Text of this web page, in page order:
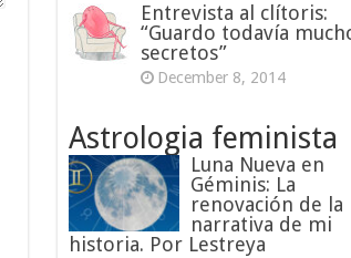
Entrevista al clítoris:
“Guardo todavía
secretos”
December 8, 2014
Astrologia feminista
Luna Nueva en
Géminis: La
renovación de la
narrativa de mi
historia. Por Lestreya